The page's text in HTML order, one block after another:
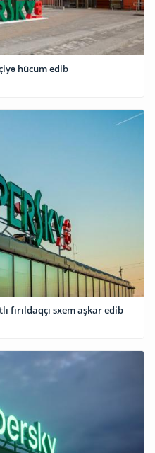
hücum edib
fırıldaqçı sxem aşkar edib